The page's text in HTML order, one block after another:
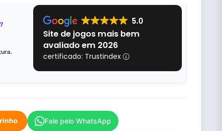
5.0
Site de jogos mais bem
avaliado em 2026
certificado: Trustindex
Fale pelo WhatsApp